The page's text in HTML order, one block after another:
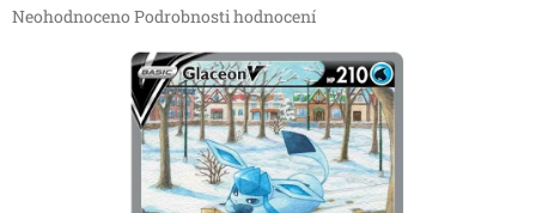
Průměrné
Neohodnoceno Podrobnosti hodnocení